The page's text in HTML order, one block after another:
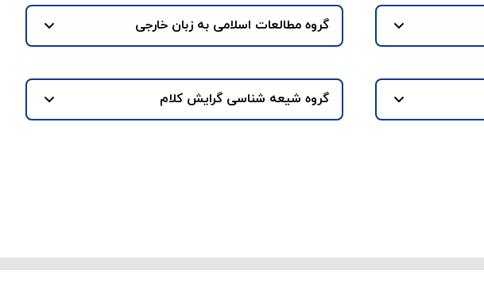
گروه مطالعات اسلامی به زبان خارجی
گروه شیعه شناسی گرایش کلام